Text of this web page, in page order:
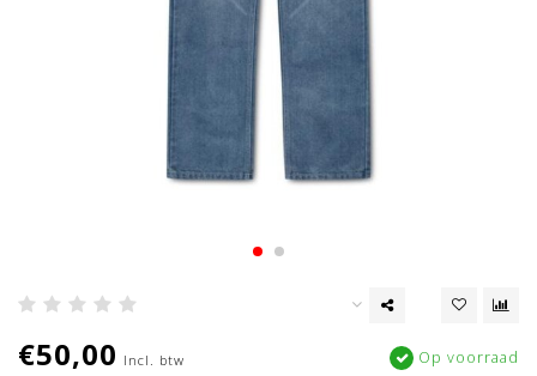
€50,00 Incl. btw Op voorraad